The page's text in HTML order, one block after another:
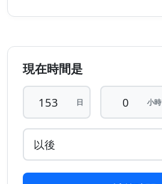
以前
以後
152 日
以前
8/3/2026
以後
以前
7/3/2026
以後
154 日
6/3/2026
現在時間是
日 小時